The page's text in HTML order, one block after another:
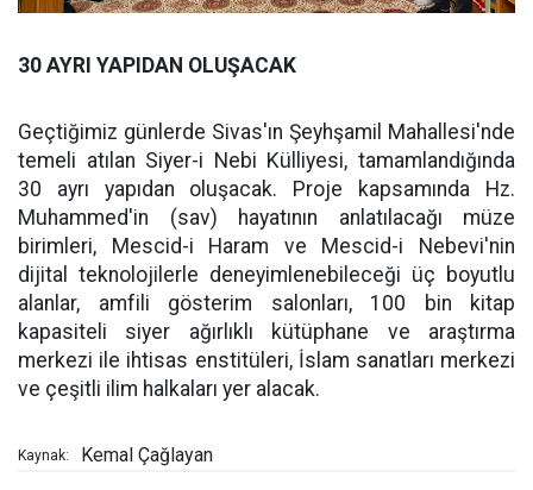
30 AYRI YAPIDAN OLUŞACAK
Geçtiğimiz günlerde Sivas'ın Şeyhşamil Mahallesi'nde
temeli atılan Siyer-i Nebi Külliyesi, tamamlandığında
30 ayrı yapıdan oluşacak. Proje kapsamında Hz.
Muhammed'in (sav) hayatının anlatılacağı müze
birimleri, Mescid-i Haram ve Mescid-i Nebevi'nin
dijital teknolojilerle deneyimlenebileceği üç boyutlu
alanlar, amfili gösterim salonları, 100 bin kitap
kapasiteli siyer ağırlıklı kütüphane ve araştırma
merkezi ile ihtisas enstitüleri, İslam sanatları merkezi
ve çeşitli ilim halkaları yer alacak.
Kaynak: Kemal Çağlayan